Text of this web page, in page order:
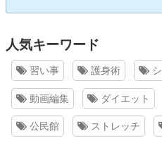
人気キーワード
習い事 護身術
動画編集 ダイエット
公民館 ストレッチ